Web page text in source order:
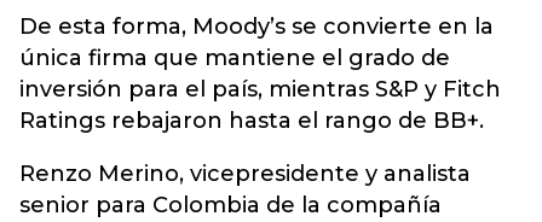
De esta forma, Moody’s se convierte en la
única firma que mantiene el grado de
inversión para el país, mientras S&P y Fitch
Ratings rebajaron hasta el rango de BB+.
Renzo Merino, vicepresidente y analista
senior para Colombia de la compañía